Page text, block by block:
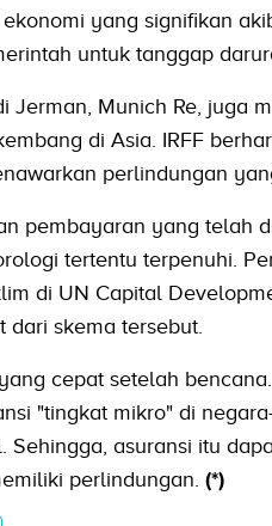
yang signifikan
untuk tanggap
Jerman, Munich Re, juga
di Asia. IRFF
perlindungan
pembayaran yang telah
tertentu terpenuhi.
di UN Capital
skema tersebut.
cepat setelah
"tingkat mikro" di
Sehingga, asuransi itu
perlindungan. (*)